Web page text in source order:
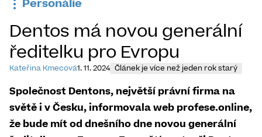
Personálie
Dentos má novou generální
ředitelku pro Evropu
Kateřina Kmecová1. 11. 2024 Článek je více než jeden rok starý
Společnost Dentons, největší právní firma na
světě i v Česku, informovala web profese.online,
že bude mít od dnešního dne novou generální